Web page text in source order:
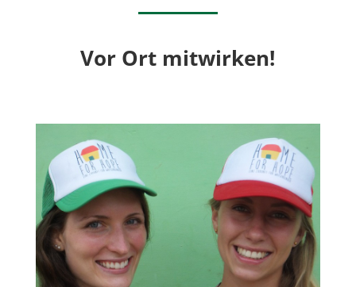
Vor Ort mitwirken!